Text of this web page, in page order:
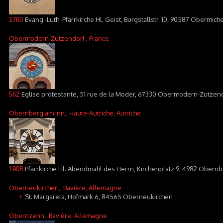
1760 Evang.-Luth. Pfarrkirche Hl. Geist, Burgstallstr. 10, 90587
Obermodern-Zutzendorf , France
562 Eglise protestante, 51 rue de la Moder, 67330 Obermodern-
Obernberg am Inn , Haute-Autriche, Autriche
1908 Pfarrkirche Hl. Abendmahl des Herrn, Kirchenplatz 9, 4982
Oberneukirchen , Bavière, Allemagne
+ St. Margareta, Hofmark 6, 84565 Oberneukirchen
Obernzenn , Bavière, Allemagne